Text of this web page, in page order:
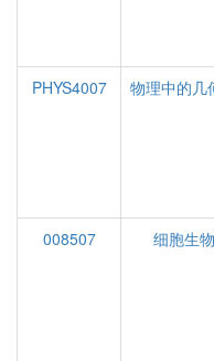
PHYS4007
物理中的几
008507
细胞生